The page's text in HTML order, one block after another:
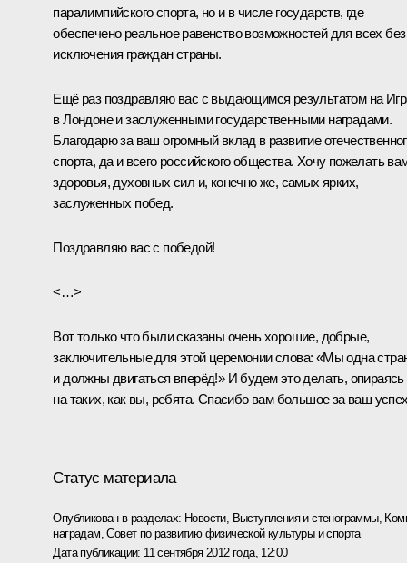
паралимпийского спорта, но и в числе государств, где
обеспечено реальное равенство возможностей для всех без
исключения граждан страны.
Ещё раз поздравляю вас с выдающимся результатом на
в Лондоне и заслуженными государственными наградами.
Благодарю за ваш огромный вклад в развитие
спорта, да и всего российского общества. Хочу пожелать
здоровья, духовных сил и, конечно же, самых ярких,
заслуженных побед.
Поздравляю вас с победой!
<…>
Вот только что были сказаны очень хорошие, добрые,
заключительные для этой церемонии слова: «Мы одна
и должны двигаться вперёд!» И будем это делать, опираясь
на таких, как вы, ребята. Спасибо вам большое за ваш
Статус материала
Опубликован в разделах: Новости, Выступления и стенограммы,
наградам ,Совет по развитию физической культуры и спорта
Дата публикации: 11 сентября 2012 года, 12:00